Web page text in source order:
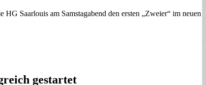
Saarlouis am Samstagabend den ersten „Zweier“ im neuen
gestartet